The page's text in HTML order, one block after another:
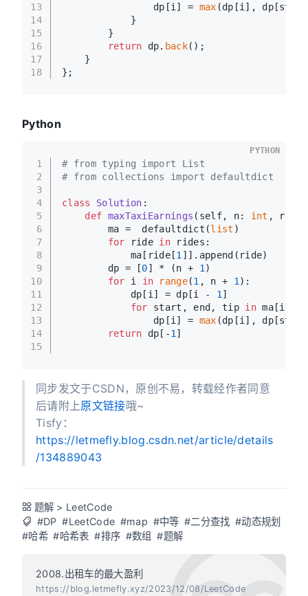
13
14
15
16
17
18
                dp[i] =
max (dp[i],
            }
        }
return dp. back();
    }
};
Python
1
2
3
4
5
6
7
8
9
10
11
12
13
14
15
# from typing import List
# from collections import defaultdict
class Solution :
def maxTaxiEarnings ( self, n: int ,
        ma =  defaultdict(
list )
for ride in rides:
            ma[ride[
1 ]].append(ride)
        dp = [
0] * (n + 1 )
for i in range(1 , n + 1 ):
            dp[i] = dp[i -
1 ]
for start, end, tip in ma[i]:
                dp[i] =
max (dp[i],
return dp[-1 ]
PYTHON
同步发文于CSDN，原创不易，转载经作者同意
后请附上原文链接哦~
Tisfy：
https://letmefly.blog.csdn.net/article/details
/134889043
题解 > LeetCode
#DP #LeetCode #map #中等 #二分查找 #动态规划
#哈希 #哈希表 #排序 #数组 #题解
2008.出租车的最大盈利
https://blog.letmefly.xyz/2023/12/08/LeetCode